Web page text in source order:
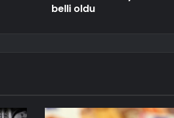
belli oldu